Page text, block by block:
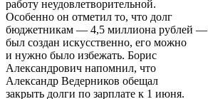
работу неудовлетворительной.
Особенно он отметил то, что долг
бюджетникам — 4,5 миллиона рублей —
был создан искусственно, его можно
и нужно было избежать. Борис
Александрович напомнил, что
Александр Ведерников обещал
закрыть долги по зарплате к 1 июня.